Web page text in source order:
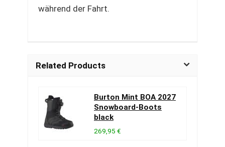
während der Fahrt.
Related Products
Burton Mint BOA 2027
Snowboard-Boots
black
269,95 €